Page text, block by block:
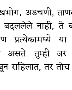
अडचणी,
नाही, ते
प्रत्येकामध्ये
असते. तुम्ही जर
राहिलात, तर